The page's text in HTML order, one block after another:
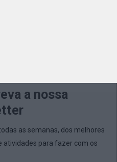
a nossa
as semanas, dos melhores
atividades para fazer com os